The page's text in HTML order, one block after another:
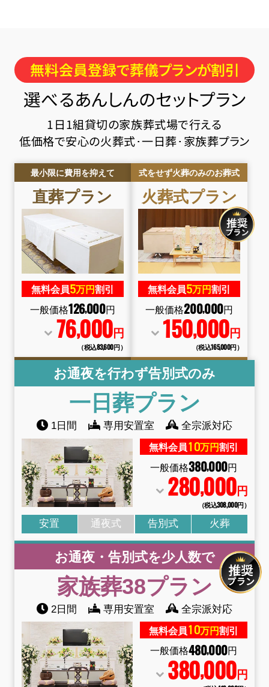
無料会員登録で葬儀プランが割引
選べるあんしんのセットプラン
1日1組貸切の家族葬式場で行える
低価格で安心の火葬式･一日葬･家族葬プラン
最小限に費用を抑えて
直葬プラン
無料会員5万円割引
一般価格126,000円
76,000円
（税込83,600円）
式をせず火葬のみのお葬式
火葬式プラン
無料会員5万円割引
一般価格200,000円
150,000円
（税込165,000円）
お通夜を行わず告別式のみ
一日葬プラン
1日間 専用安置室 全宗派対応
無料会員10万円割引
一般価格380,000円
280,000円
（税込308,000円）
安置 通夜式 告別式 火葬
お通夜・告別式を少人数で
家族葬38プラン
2日間 専用安置室 全宗派対応
無料会員10万円割引
一般価格480,000円
380,000円